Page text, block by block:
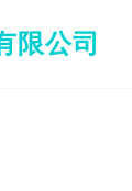
限公司